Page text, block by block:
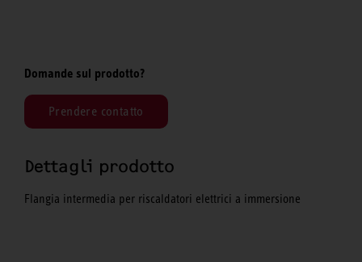
Domande sul prodotto?
Prendere contatto
Dettagli prodotto
Flangia intermedia per riscaldatori elettrici a immersione